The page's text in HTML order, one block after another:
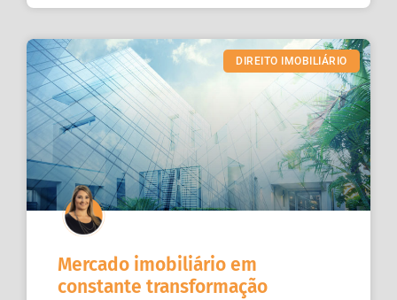
DIREITO IMOBILIÁRIO
Mercado imobiliário em
constante transformação